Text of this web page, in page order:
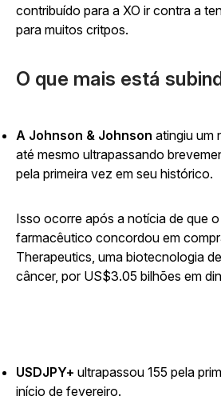
contribuído para a XO ir contra a
para muitos critpos.
O que mais está
A Johnson & Johnson atingiu um
até mesmo ultrapassando
pela primeira vez em seu histórico.
Isso ocorre após a notícia de que
farmacêutico concordou em
Therapeutics, uma biotecnologia
câncer, por US$3.05 bilhões em
USDJPY+ ultrapassou 155 pela
início de fevereiro.